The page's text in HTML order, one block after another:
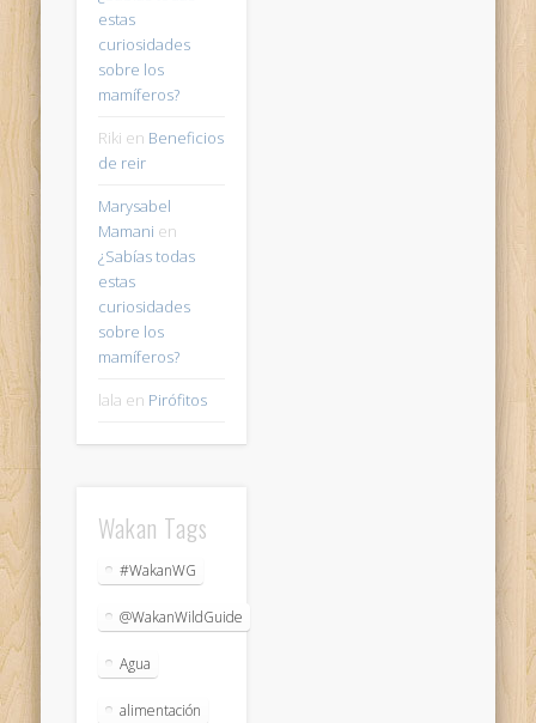
estas
curiosidades
sobre los
mamíferos?
Riki en Beneficios
de reir
Marysabel
Mamani en
¿Sabías todas
estas
curiosidades
sobre los
mamíferos?
lala en Pirófitos
Wakan Tags
#WakanWG
@WakanWildGuide
Agua
alimentación